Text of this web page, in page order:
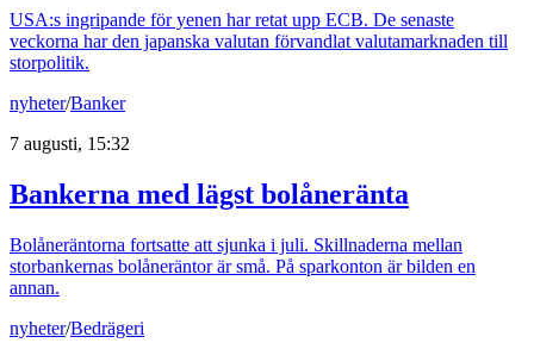
USA:s ingripande för yenen har retat upp ECB. De senaste
veckorna har den japanska valutan förvandlat valutamarknaden till
storpolitik.
nyheter/Banker
7 augusti, 15:32
Bankerna med lägst bolåneränta
Bolåneräntorna fortsatte att sjunka i juli. Skillnaderna mellan
storbankernas bolåneräntor är små. På sparkonton är bilden en
annan.
nyheter/Bedrägeri